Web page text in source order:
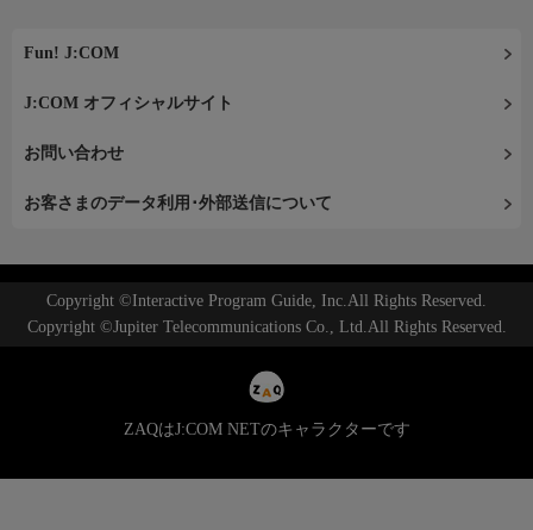
Fun! J:COM
J:COM オフィシャルサイト
お問い合わせ
お客さまのデータ利用･外部送信について
Copyright ©Interactive Program Guide, Inc.All Rights Reserved.
Copyright ©Jupiter Telecommunications Co., Ltd.All Rights Reserved.
ZAQはJ:COM NETのキャラクターです